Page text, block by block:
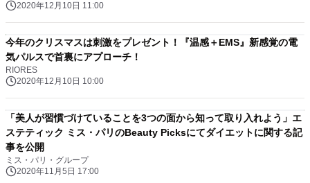
2020年12月10日 11:00
今年のクリスマスは刺激をプレゼント！『温感＋EMS』新感覚の電
気パルスで首裏にアプローチ！
RIORES
2020年12月10日 10:00
「美人が習慣づけていることを3つの面から知って取り入れよう」エ
ステティック ミス・パリのBeauty Picksにてダイエットに関する記
事を公開
ミス・パリ・グループ
2020年11月5日 17:00